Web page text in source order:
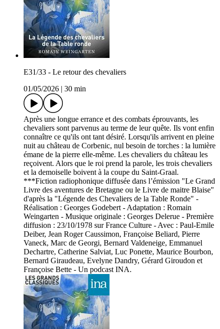
E31/33 - Le retour des chevaliers
01/05/2026
30 min
Après une longue errance et des combats éprouvants, les
chevaliers sont parvenus au terme de leur quête. Ils vont enfin
connaître ce qu'ils ont tant désiré. Lorsqu'ils arrivent en pleine
nuit au château de Corbenic, nul besoin de torches : la lumière
émane de la pierre elle-même. Les chevaliers du château les
reçoivent. Alors que le roi prend la parole, les trois chevaliers
et la demoiselle boivent à la coupe du Saint-Graal.
***Fiction radiophonique diffusée dans l’émission "Le Grand
Livre des aventures de Bretagne ou le Livre de maitre Blaise"
d'après la "Légende des Chevaliers de la Table Ronde" -
Réalisation : Georges Godebert - Adaptation : Romain
Weingarten - Musique originale : Georges Delerue - Première
diffusion : 23/10/1978 sur France Culture - Avec : Paul-Emile
Deiber, Jean Roger Caussimon, Françoise Beliard, Pierre
Vaneck, Marc de Georgi, Bernard Valdeneige, Emmanuel
Dechartre, Catherine Salviat, Luc Ponette, Maurice Bourbon,
Bernard Giraudeau, Evelyne Dandry, Gérard Giroudon et
Françoise Bette - Un podcast INA.